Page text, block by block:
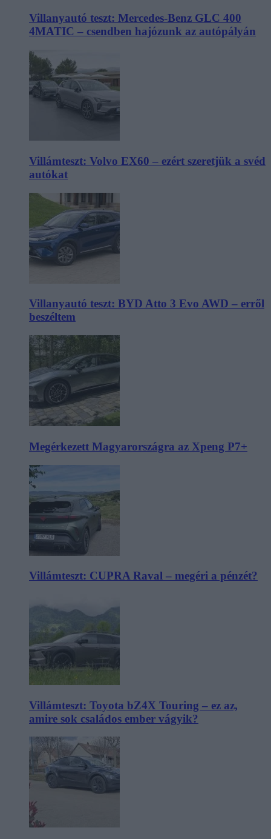
Villanyautó teszt: Mercedes-Benz GLC 400
4MATIC – csendben hajózunk az autópályán
Villámteszt: Volvo EX60 – ezért szeretjük a svéd
autókat
Villanyautó teszt: BYD Atto 3 Evo AWD – erről
beszéltem
Megérkezett Magyarországra az Xpeng P7+
Villámteszt: CUPRA Raval – megéri a pénzét?
Villámteszt: Toyota bZ4X Touring – ez az,
amire sok családos ember vágyik?